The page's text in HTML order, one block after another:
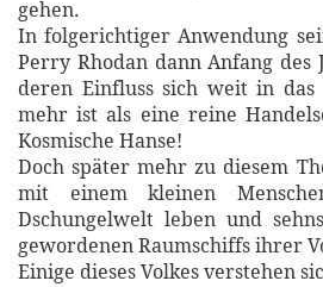
gehen.
In folgerichtiger Anwendung
Perry Rhodan dann Anfang des
deren Einfluss sich weit in
mehr ist als eine reine
Kosmische Hanse!
Doch später mehr zu diesem
mit einem kleinen
Dschungelwelt leben und
gewordenen Raumschiffs ihrer
Einige dieses Volkes verstehen